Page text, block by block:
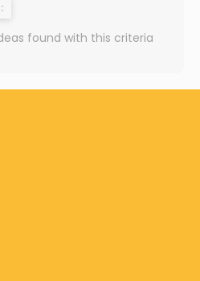
found with this criteria